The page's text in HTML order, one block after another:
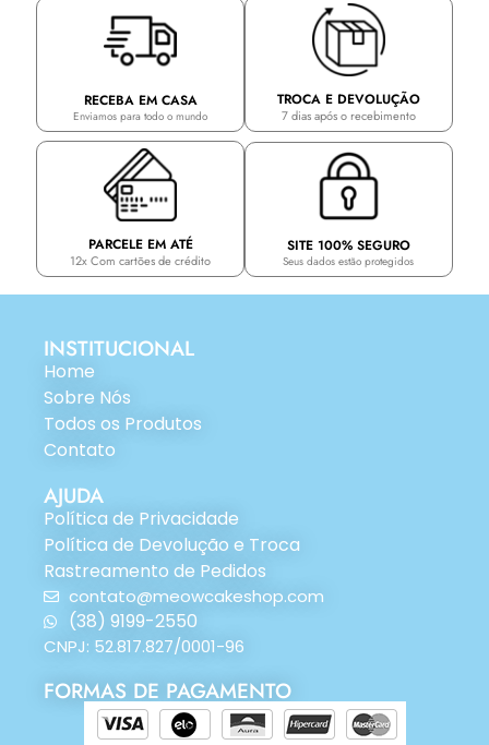
RECEBA EM CASA
Enviamos para todo o mundo
TROCA E DEVOLUÇÃO
7 dias após o recebimento
PARCELE EM ATÉ
12x Com cartões de crédito
SITE 100% SEGURO
Seus dados estão protegidos
INSTITUCIONAL
Home
Sobre Nós
Todos os Produtos
Contato
AJUDA
Política de Privacidade
Política de Devolução e Troca
Rastreamento de Pedidos
contato@meowcakeshop.com
(38) 9199-2550
CNPJ: 52.817.827/0001-96
FORMAS DE PAGAMENTO